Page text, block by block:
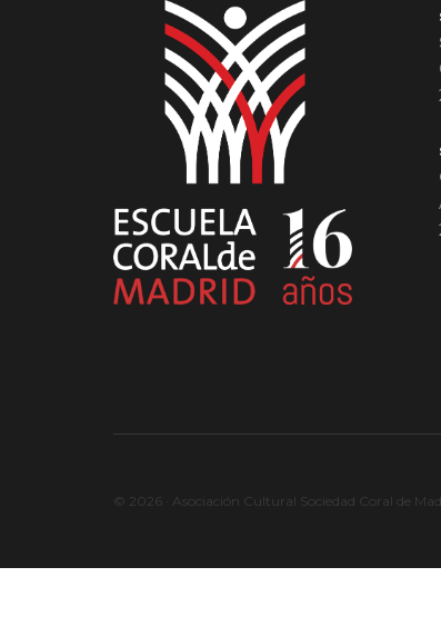
© 2026 · Asociación Cultural Sociedad Coral de